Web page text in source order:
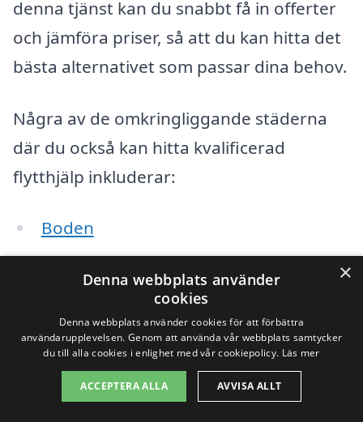
denna tjänst kan du snabbt få in offerter
och jämföra priser, så att du kan hitta det
bästa alternativet som passar dina behov.
Några av de omkringliggande städerna
där du också kan hitta kvalificerad
flytthjälp inkluderar:
Boden
Råneå
Piteå
×
Denna webbplats använder
cookies
Denna webbplats använder cookies för att förbättra
användarupplevelsen. Genom att använda vår webbplats samtycker
du till alla cookies i enlighet med vår cookiepolicy. Läs mer
ACCEPTERA ALLA AVVISA ALLT